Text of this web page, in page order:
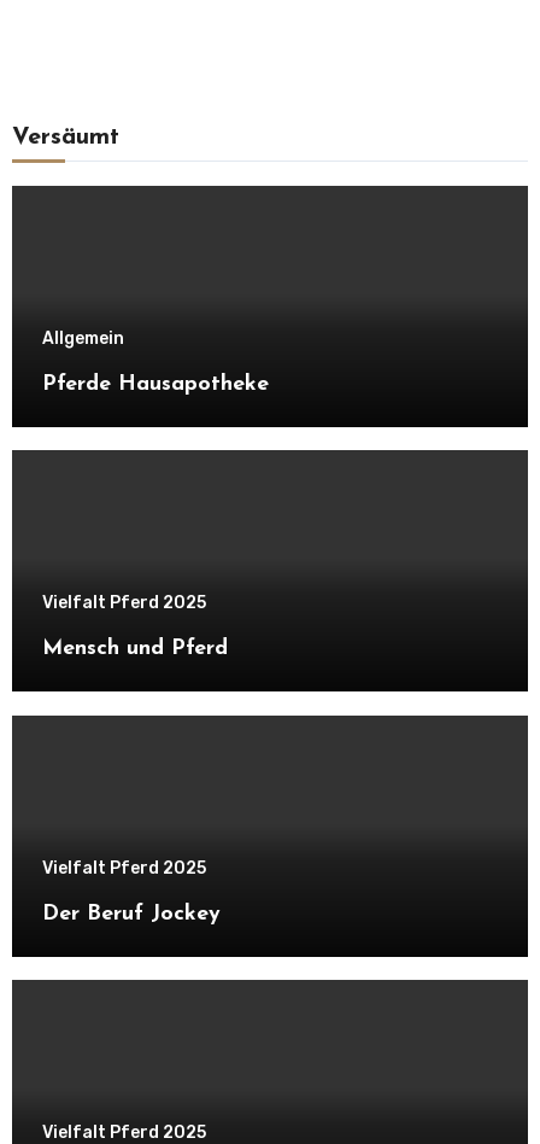
Versäumt
Allgemein
Pferde Hausapotheke
Vielfalt Pferd 2025
Mensch und Pferd
Vielfalt Pferd 2025
Der Beruf Jockey
Vielfalt Pferd 2025